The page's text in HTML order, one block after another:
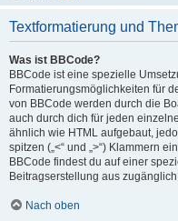
Textformatierung und
Was ist BBCode?
BBCode ist eine spezielle
Formatierungsmöglichkeiten für
von BBCode werden durch die
auch durch dich für jeden
ähnlich wie HTML aufgebaut,
spitzen („<“ und „>“) Klammern
BBCode findest du auf einer
Beitragserstellung aus
Nach oben